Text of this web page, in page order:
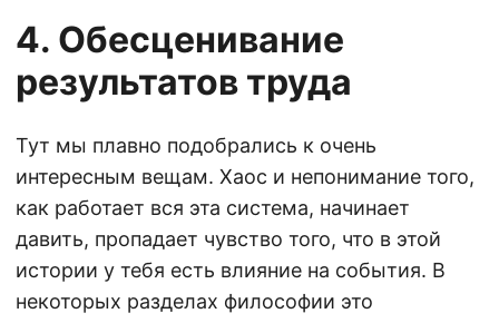
4. Обесценивание
результатов труда
Тут мы плавно подобрались к очень
интересным вещам. Хаос и непонимание того,
как работает вся эта система, начинает
давить, пропадает чувство того, что в этой
истории у тебя есть влияние на события. В
некоторых разделах философии это